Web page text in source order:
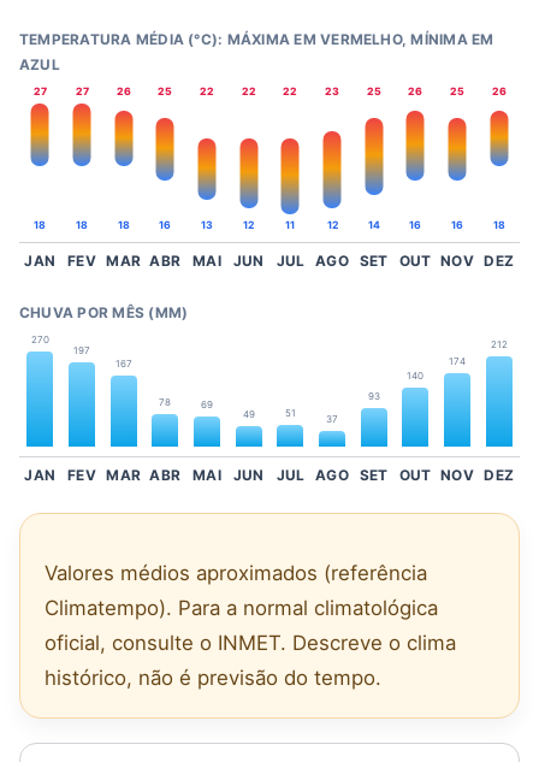
TEMPERATURA MÉDIA (°C): MÁXIMA EM VERMELHO, MÍNIMA EM
AZUL
27
18
27
18
26
18
25
16
22
13
22
12
22
11
23
12
25
14
26
16
25
16
26
18
JAN FEV MAR ABR MAI JUN JUL AGO SET OUT NOV DEZ
CHUVA POR MÊS (MM)
270
197
167
78 69
49 51 37
93
140
174
212
JAN FEV MAR ABR MAI JUN JUL AGO SET OUT NOV DEZ
Valores médios aproximados (referência
Climatempo). Para a normal climatológica
oficial, consulte o INMET. Descreve o clima
histórico, não é previsão do tempo.